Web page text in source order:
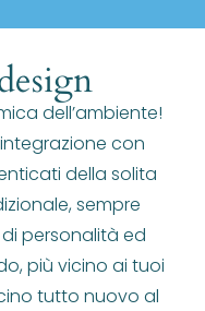
dell’ambiente!
con
della solita
sempre
personalità ed
più vicino ai tuoi
tutto nuovo al